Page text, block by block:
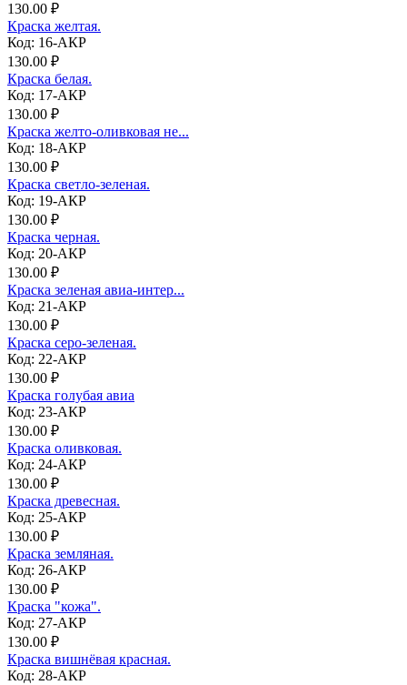
130.00 ₽
Краска желтая.
Код: 16-АКР
130.00 ₽
Краска белая.
Код: 17-АКР
130.00 ₽
Краска желто-оливковая не...
Код: 18-АКР
130.00 ₽
Краска светло-зеленая.
Код: 19-АКР
130.00 ₽
Краска черная.
Код: 20-АКР
130.00 ₽
Краска зеленая авиа-интер...
Код: 21-АКР
130.00 ₽
Краска серо-зеленая.
Код: 22-АКР
130.00 ₽
Краска голубая авиа
Код: 23-АКР
130.00 ₽
Краска оливковая.
Код: 24-АКР
130.00 ₽
Краска древесная.
Код: 25-АКР
130.00 ₽
Краска земляная.
Код: 26-АКР
130.00 ₽
Краска "кожа".
Код: 27-АКР
130.00 ₽
Краска вишнёвая красная.
Код: 28-АКР